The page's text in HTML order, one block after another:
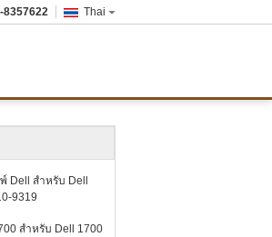
Thai
8357622
Dell สำหรับ Dell
9319
สำหรับ Dell 1700